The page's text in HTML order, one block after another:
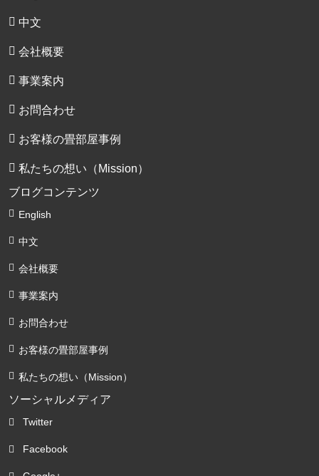
中文
会社概要
事業案内
お問合わせ
お客様の畳部屋事例
私たちの想い（Mission）
ブログコンテンツ
English
中文
会社概要
事業案内
お問合わせ
お客様の畳部屋事例
私たちの想い（Mission）
ソーシャルメディア
Twitter
Facebook